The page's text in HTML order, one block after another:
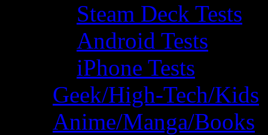
Steam Deck Tests
Android Tests
iPhone Tests
Geek/High-Tech/Kids
Anime/Manga/Books